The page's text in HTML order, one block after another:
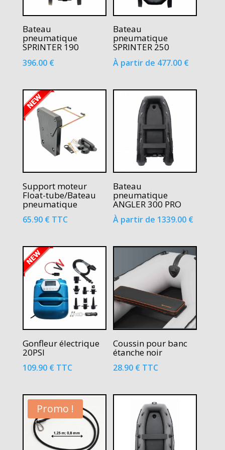
Bateau
pneumatique
SPRINTER 190
396.00 €
Bateau
pneumatique
SPRINTER 250
À partir de 477.00 €
Support moteur
Float-tube/Bateau
pneumatique
65.90 € TTC
Bateau
pneumatique
ANGLER 300 PRO
À partir de 1339.00 €
Gonfleur électrique
20PSI
109.90 € TTC
Coussin pour banc
étanche noir
28.90 € TTC
Promo !